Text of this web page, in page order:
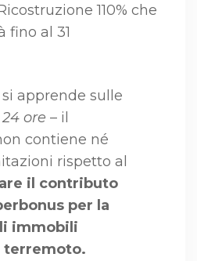
110% che
fino al 31
apprende sulle
ore – il
contiene né
rispetto al
il contributo
per la
immobili
terremoto.